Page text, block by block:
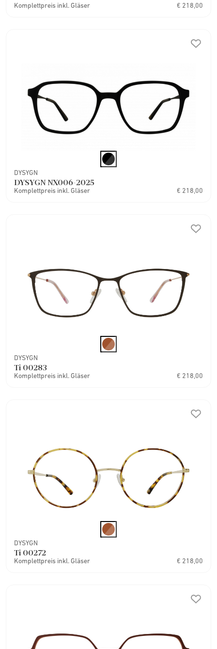
Komplettpreis inkl. Gläser € 218,00
DYSYGN
DYSYGN NX006-2025
Komplettpreis inkl. Gläser € 218,00
DYSYGN
Ti 00283
Komplettpreis inkl. Gläser € 218,00
DYSYGN
Ti 00272
Komplettpreis inkl. Gläser € 218,00